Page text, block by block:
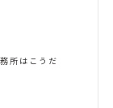
所はこうだ